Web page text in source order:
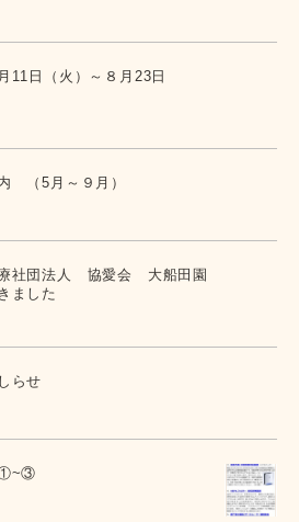
日（火）～８月23日
（5月～９月）
社団法人 協愛会 大船田園
ました
らせ
①~③